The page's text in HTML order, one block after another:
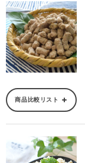
商品比較リスト